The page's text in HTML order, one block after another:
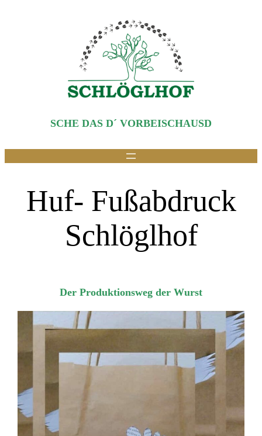
SCHE DAS D´ VORBEISCHAUSD
Huf- Fußabdruck
Schlöglhof
Der Produktionsweg der Wurst